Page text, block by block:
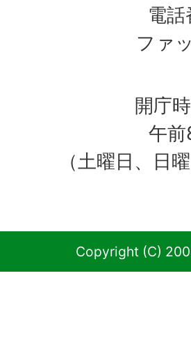
電
ファ
開庁
午
（土曜日、日
Copyright (C)